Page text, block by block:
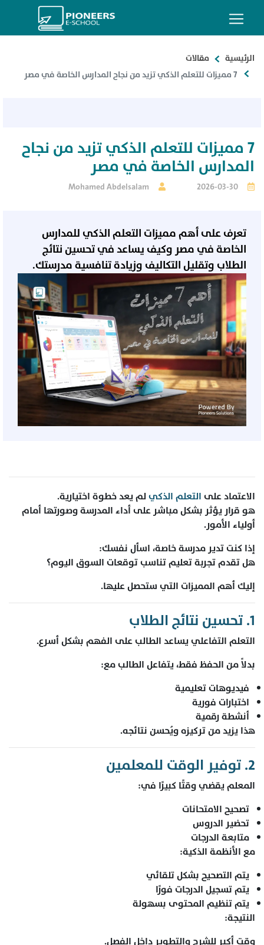
الرئيسية
مقالات
7 مميزات للتعلم الذكي تزيد من نجاح المدارس الخاصة في مصر
7 مميزات للتعلم الذكي تزيد من نجاح
المدارس الخاصة في مصر
2026-03-30
تعرف على أهم مميزات التعلم الذكي للمدارس
الخاصة في مصر وكيف يساعد في تحسين نتائج
الطلاب وتقليل التكاليف وزيادة تنافسية مدرستك.
الاعتماد علىالتعلم الذكيلم يعد خطوة اختيارية.
هو قرار يؤثر بشكل مباشر على أداء المدرسة وصورتها أمام
أولياء الأمور.
إذا كنت تدير مدرسة خاصة، اسأل نفسك:
هل تقدم تجربة تعليم تناسب توقعات السوق اليوم؟
إليك أهم المميزات التي ستحصل عليها.
1. تحسين نتائج الطلاب
التعلم التفاعلي يساعد الطالب على الفهم بشكل أسرع.
بدلاً من الحفظ فقط، يتفاعل الطالب مع:
فيديوهات تعليمية
اختبارات فورية
أنشطة رقمية
هذا يزيد من تركيزه ويُحسن نتائجه.
2. توفير الوقت للمعلمين
المعلم يقضي وقتًا كبيرًا في:
تصحيح الامتحانات
تحضير الدروس
متابعة الدرجات
مع الأنظمة الذكية:
يتم التصحيح بشكل تلقائي
يتم تسجيل الدرجات فورًا
يتم تنظيم المحتوى بسهولة
النتيجة:
وقت أكبر للشرح والتطوير داخل الفصل.